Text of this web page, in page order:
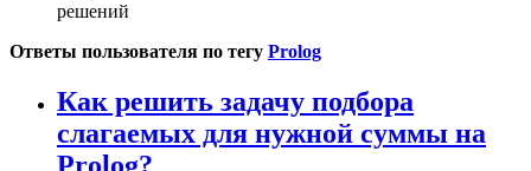
решений
Ответы пользователя по тегу Prolog
Как решить задачу подбора
слагаемых для нужной суммы на